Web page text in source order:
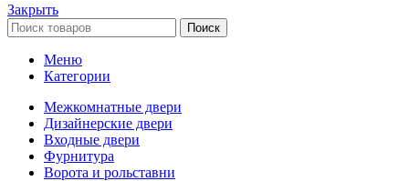
Закрыть
Поиск
Меню
Категории
Межкомнатные двери
Дизайнерские двери
Входные двери
Фурнитура
Ворота и рольставни